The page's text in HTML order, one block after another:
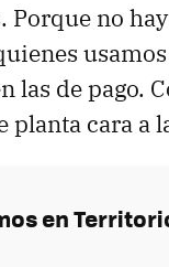
no
las de pago.
planta cara a
en